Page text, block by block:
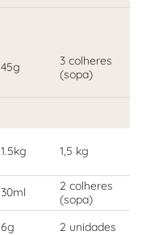
45g
3 colheres
(sopa)
1.5kg 1,5 kg
30ml
2 colheres
(sopa)
6g 2 unidades